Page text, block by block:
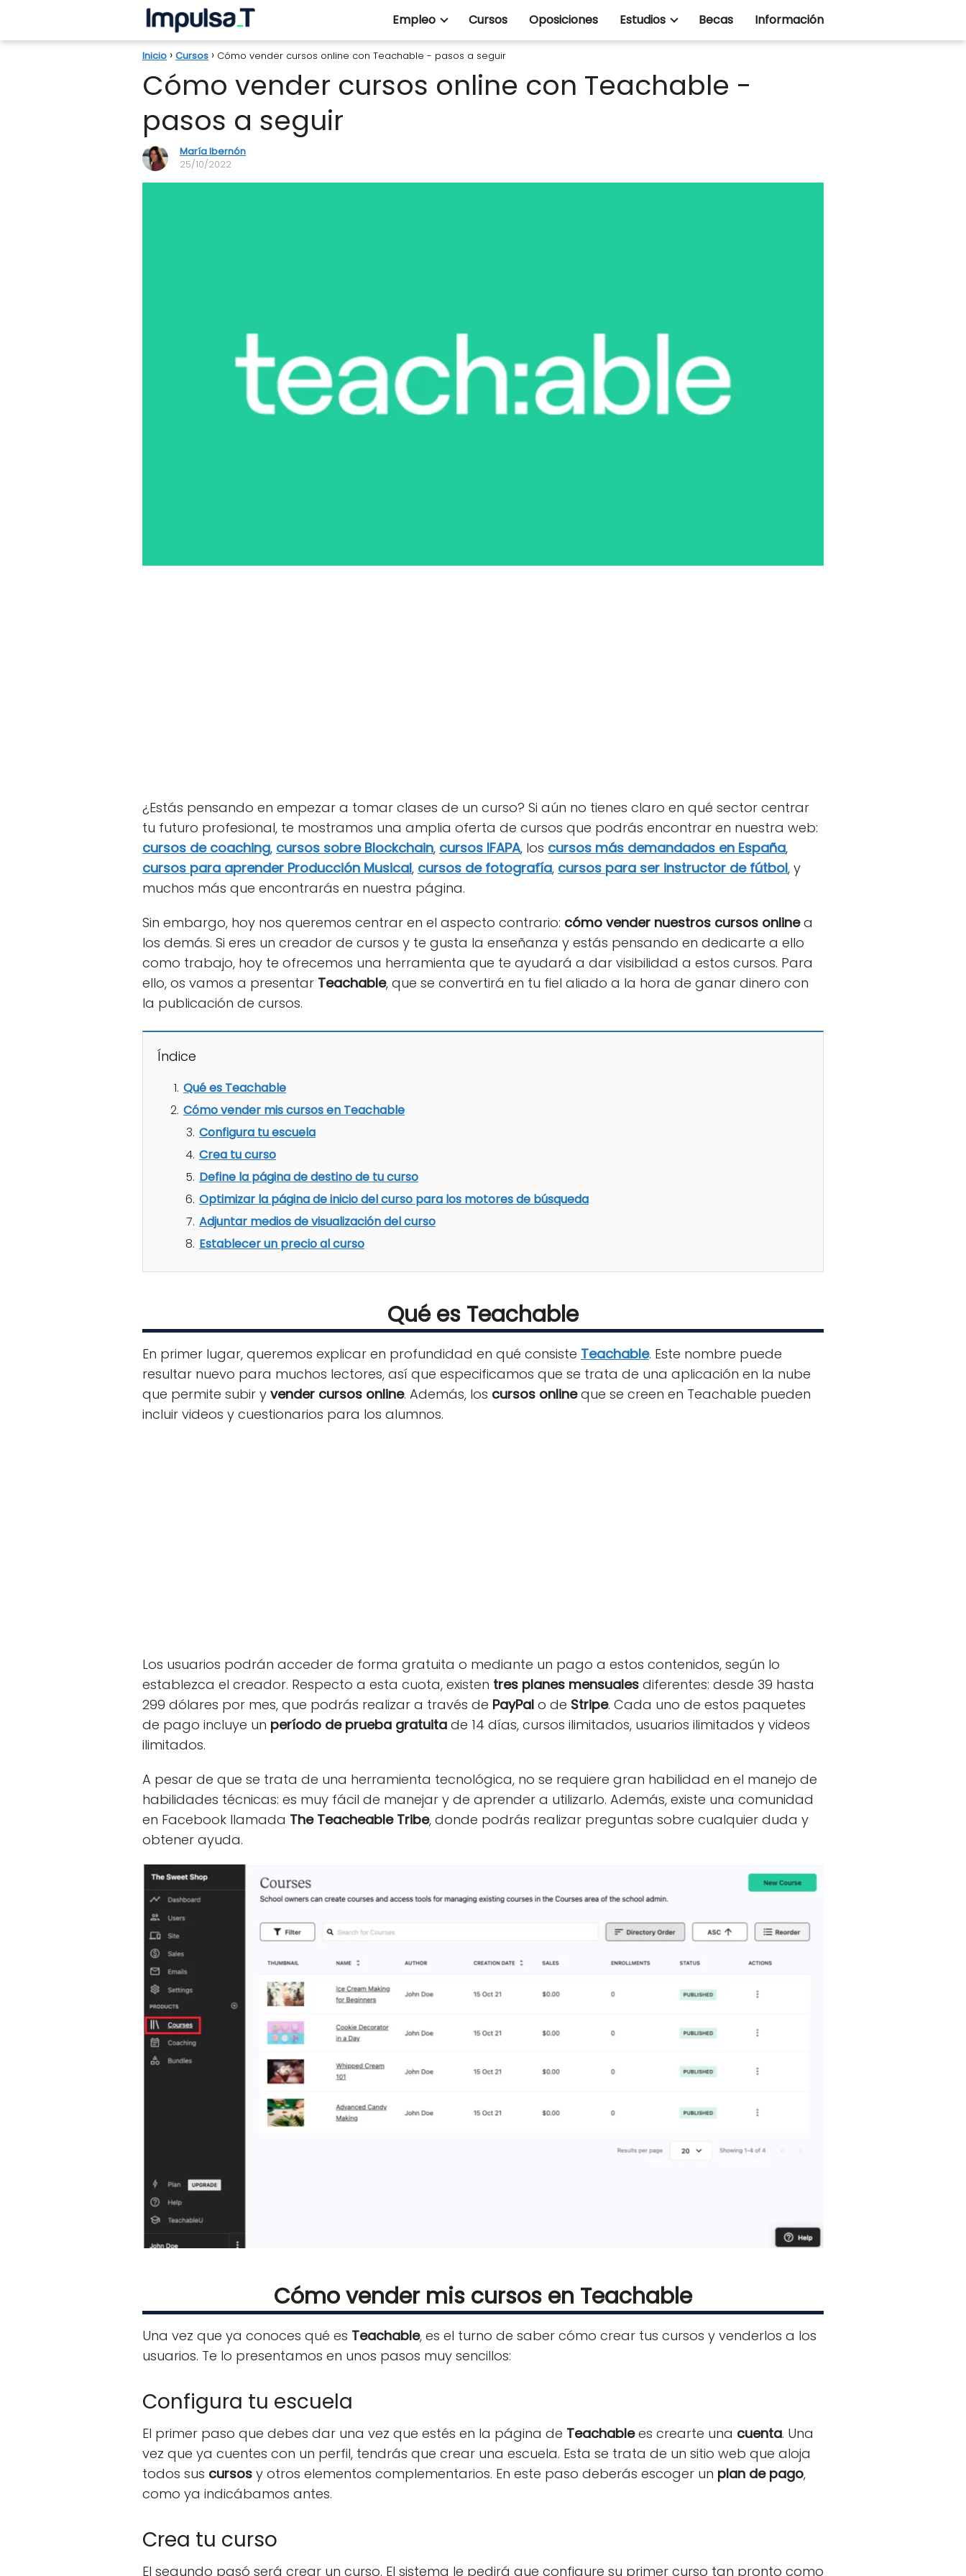
Empleo Cursos Oposiciones Estudios Becas Información
Inicio Cursos Cómo vender cursos online con Teachable - pasos a seguir
Cómo vender cursos online con Teachable -
pasos a seguir
María Ibernón
25/10/2022
¿Estás pensando en empezar a tomar clases de un curso? Si aún no tienes claro en qué sector centrar
tu futuro profesional, te mostramos una amplia oferta de cursos que podrás encontrar en nuestra web:
cursos de coaching, cursos sobre Blockchain, cursos IFAPA, los cursos más demandados en España,
cursos para aprender Producción Musical, cursos de fotografía, cursos para ser instructor de fútbol, y
muchos más que encontrarás en nuestra página.
Sin embargo, hoy nos queremos centrar en el aspecto contrario: cómo vender nuestros cursos onlinea
los demás. Si eres un creador de cursos y te gusta la enseñanza y estás pensando en dedicarte a ello
como trabajo, hoy te ofrecemos una herramienta que te ayudará a dar visibilidad a estos cursos. Para
ello, os vamos a presentar Teachable, que se convertirá en tu fiel aliado a la hora de ganar dinero con
la publicación de cursos.
Índice
Qué es Teachable
Cómo vender mis cursos en Teachable
Configura tu escuela
Crea tu curso
Define la página de destino de tu curso
Optimizar la página de inicio del curso para los motores de búsqueda
Adjuntar medios de visualización del curso
Establecer un precio al curso
Qué es Teachable
En primer lugar, queremos explicar en profundidad en qué consiste Teachable. Este nombre puede
resultar nuevo para muchos lectores, así que especificamos que se trata de una aplicación en la nube
que permite subir y vender cursos online. Además, los cursos onlineque se creen en Teachable pueden
incluir videos y cuestionarios para los alumnos.
Los usuarios podrán acceder de forma gratuita o mediante un pago a estos contenidos, según lo
establezca el creador. Respecto a esta cuota, existen tres planes mensuales diferentes: desde 39 hasta
299 dólares por mes, que podrás realizar a través de PayPal o de Stripe. Cada uno de estos paquetes
de pago incluye un período de prueba gratuita de 14 días, cursos ilimitados, usuarios ilimitados y videos
ilimitados.
A pesar de que se trata de una herramienta tecnológica, no se requiere gran habilidad en el manejo de
habilidades técnicas: es muy fácil de manejar y de aprender a utilizarlo. Además, existe una comunidad
en Facebook llamada The Teacheable Tribe, donde podrás realizar preguntas sobre cualquier duda y
obtener ayuda.
Cómo vender mis cursos en Teachable
Una vez que ya conoces qué es Teachable, es el turno de saber cómo crear tus cursos y venderlos a los
usuarios. Te lo presentamos en unos pasos muy sencillos:
Configura tu escuela
El primer paso que debes dar una vez que estés en la página de Teachablees crearte una cuenta. Una
vez que ya cuentes con un perfil, tendrás que crear una escuela. Esta se trata de un sitio web que aloja
todos sus cursos y otros elementos complementarios. En este paso deberás escoger un plan de pago,
como ya indicábamos antes.
Crea tu curso
El segundo pasó será crear un curso. El sistema le pedirá que configure su primer curso tan pronto como